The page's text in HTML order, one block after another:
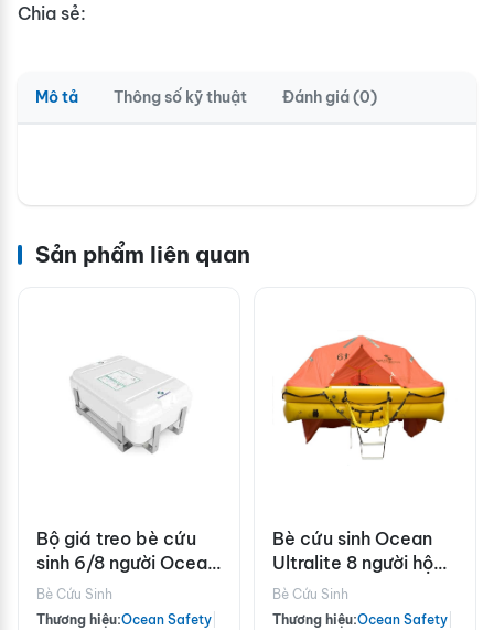
Chia sẻ:
Mô tả Thông số kỹ thuật Đánh giá (0)
Sản phẩm liên quan
Bộ giá treo bè cứu
sinh 6/8 người Ocean
Safety bằng thép
không gỉ
Bè Cứu Sinh
Thương hiệu:Ocean Safety
Bè cứu sinh Ocean
Ultralite 8 người hộp
carbon
Bè Cứu Sinh
Thương hiệu:Ocean Safety